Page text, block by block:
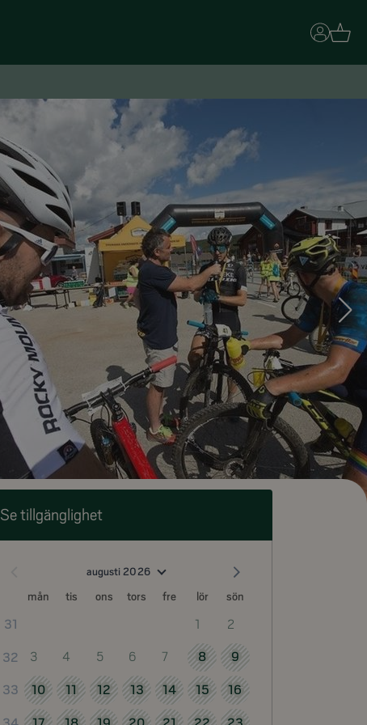
Basket
Se tillgänglighet
augusti 2026
mån tis ons tors fre lör sön
31 1 2
32 3 4 5 6 7 8 9
33 10 11 12 13 14 15 16